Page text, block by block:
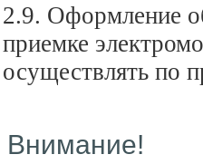
2.9. Оформление
приемке
осуществлять по
Внимание!